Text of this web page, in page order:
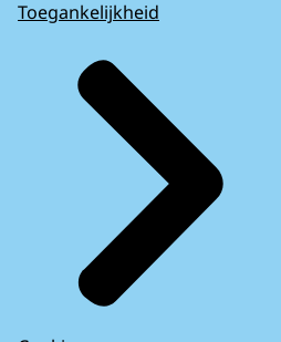
Toegankelijkheid